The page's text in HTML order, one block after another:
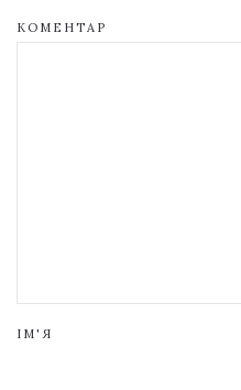
КОМЕНТАР
ІМ'Я